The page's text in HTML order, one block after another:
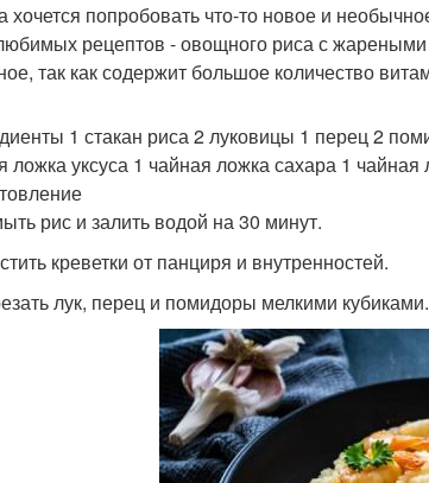
хочется попробовать что-то новое и
рецептов - овощного риса с жареными
так как содержит большое количество
1 стакан риса 2 луковицы 1 перец 2
ложка уксуса 1 чайная ложка сахара 1
рис и залить водой на 30 минут.
креветки от панциря и внутренностей.
лук, перец и помидоры мелкими кубиками.